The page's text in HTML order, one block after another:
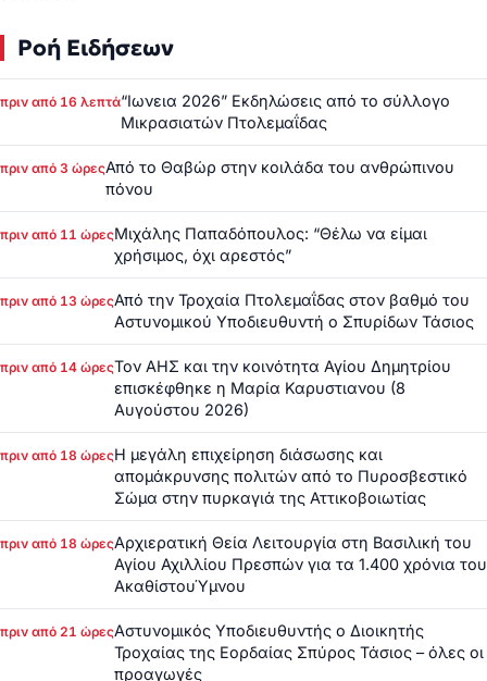
Ροή Ειδήσεων
πριν από 16 λεπτά“Ιωνεια 2026” Εκδηλώσεις από το σύλλογο
Μικρασιατών Πτολεμαΐδας
πριν από 3 ώρεςΑπό το Θαβώρ στην κοιλάδα του ανθρώπινου
πόνου
πριν από 11 ώρεςΜιχάλης Παπαδόπουλος: “Θέλω να είμαι
χρήσιμος, όχι αρεστός”
πριν από 13 ώρεςΑπό την Τροχαία Πτολεμαΐδας στον βαθμό του
Αστυνομικού Υποδιευθυντή ο Σπυρίδων Τάσιος
πριν από 14 ώρεςΤον ΑΗΣ και την κοινότητα Αγίου Δημητρίου
επισκέφθηκε η Μαρία Καρυστιανου (8
Αυγούστου 2026)
πριν από 18 ώρεςΗ μεγάλη επιχείρηση διάσωσης και
απομάκρυνσης πολιτών από το Πυροσβεστικό
Σώμα στην πυρκαγιά της Αττικοβοιωτίας
πριν από 18 ώρεςΑρχιερατική Θεία Λειτουργία στη Βασιλική του
Αγίου Αχιλλίου Πρεσπών για τα 1.400 χρόνια του
ΑκαθίστουΎμνου
πριν από 21 ώρεςΑστυνομικός Υποδιευθυντής ο Διοικητής
Τροχαίας της Εορδαίας Σπύρος Τάσιος – όλες οι
προαγωγές